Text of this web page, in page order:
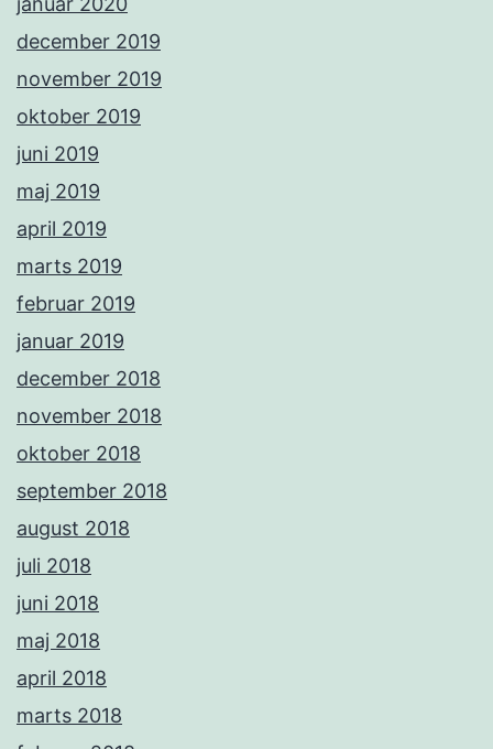
december 2019
november 2019
oktober 2019
juni 2019
maj 2019
april 2019
marts 2019
februar 2019
januar 2019
december 2018
november 2018
oktober 2018
september 2018
august 2018
juli 2018
juni 2018
maj 2018
april 2018
marts 2018